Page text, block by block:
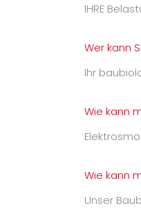
IHRE
Wer kann
Ihr
Wie kann
Wie kann
Unser